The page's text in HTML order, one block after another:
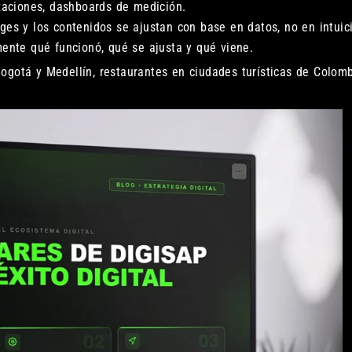
dashboards de medición.
y los contenidos se ajustan con base en datos, no en
qué funcionó, qué se ajusta y qué viene.
y Medellín, restaurantes en ciudades turísticas de